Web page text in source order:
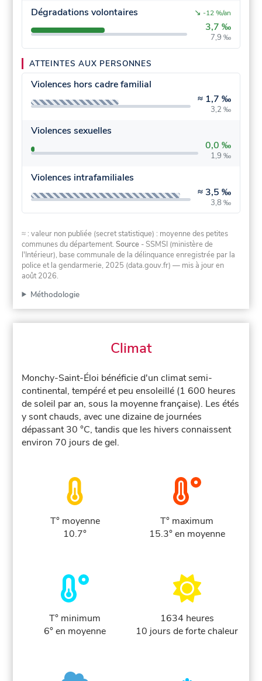
Dégradations volontaires
3,7 ‰
7,9 ‰
↘ -12 %/an
ATTEINTES AUX PERSONNES
Violences hors cadre familial
≈ 1,7 ‰
3,2 ‰
Violences sexuelles
0,0 ‰
1,9 ‰
Violences intrafamiliales
≈ 3,5 ‰
3,8 ‰
≈ : valeur non publiée (secret statistique) : moyenne des petites
communes du département.Source - SSMSI (ministère de
l'Intérieur), base communale de la délinquance enregistrée par la
police et la gendarmerie, 2025 (data.gouv.fr) — mis à jour en
août 2026.
Méthodologie
Climat
Monchy-Saint-Éloi bénéficie d'un climat semi-
continental, tempéré et peu ensoleillé (1 600 heures
de soleil par an, sous la moyenne française). Les étés
y sont chauds, avec une dizaine de journées
dépassant 30 °C, tandis que les hivers connaissent
environ 70 jours de gel.
T° moyenne
10.7°
T° maximum
15.3° en moyenne
T° minimum
6° en moyenne
1634 heures
10 jours de forte chaleur